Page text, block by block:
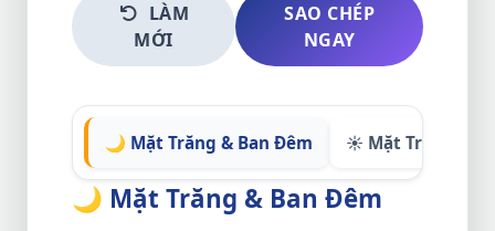
LÀM
MỚI
SAO CHÉP
NGAY
🌙 Mặt Trăng & Ban Đêm ☀️ Mặt Trời & Ban
🌙 Mặt Trăng & Ban Đêm